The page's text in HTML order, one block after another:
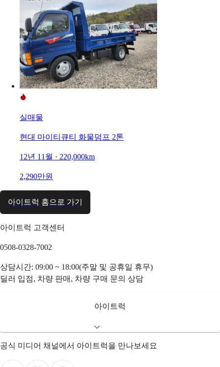
실매물
현대 마이티큐티 화물덤프 2톤
12년 11월 · 220,000km
2,290만원
아이트럭 홈으로 가기
아이트럭 고객센터
0508-0328-7002
상담시간: 09:00 ~ 18:00(주말 및 공휴일 휴무)
딜러 입점, 차량 판매, 차량 구매 문의 상담
아이트럭
공식 미디어 채널에서 아이트럭을 만나보세요